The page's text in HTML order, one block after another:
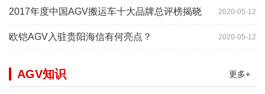
2020-05-12
2017年度中国AGV搬运车十大品牌总评榜揭晓
2020-05-12
欧铠AGV入驻贵阳海信有何亮点？
更多+
AGV知识